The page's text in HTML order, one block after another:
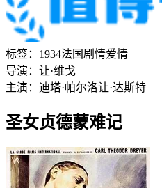
标签： 1934法国 剧情爱情
导演： 让·维戈
主演： 迪塔·帕尔洛让·达斯特
圣女贞德蒙难记